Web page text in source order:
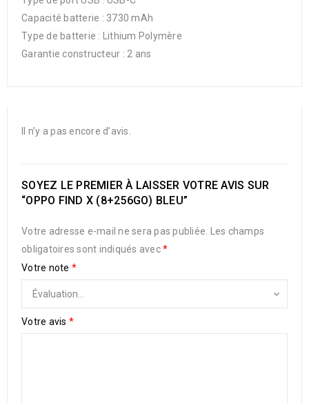
Capacité batterie : 3730 mAh
Type de batterie : Lithium Polymère
Garantie constructeur : 2 ans
Il n’y a pas encore d’avis.
SOYEZ LE PREMIER À LAISSER VOTRE AVIS SUR
“OPPO FIND X (8+256GO) BLEU”
Votre adresse e-mail ne sera pas publiée.
Les champs
obligatoires sont indiqués avec*
Votre note *
Votre avis *